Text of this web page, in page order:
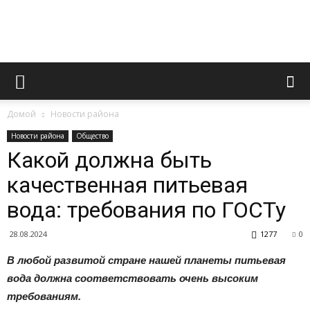
Официальный
газеты
Домой Новости района
Новости района Общество
Какой должна быть
качественная питьевая
вода: требования по ГОСТу
28.08.2024 0
1277
В любой развитой стране нашей планеты питьевая
вода должна соответствовать очень высоким
требованиям.